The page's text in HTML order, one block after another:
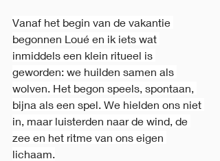
Vanaf het begin van de vakantie
begonnen Loué en ik iets wat
inmiddels een klein ritueel is
geworden: we huilden samen als
wolven. Het begon speels, spontaan,
bijna als een spel. We hielden ons niet
in, maar luisterden naar de wind, de
zee en het ritme van ons eigen
lichaam.